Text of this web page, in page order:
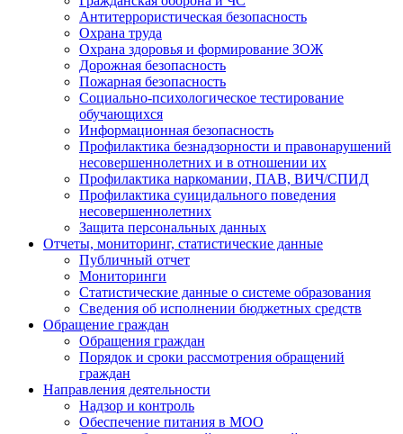
Антитеррористическая безопасность
Охрана труда
Охрана здоровья и формирование ЗОЖ
Дорожная безопасность
Пожарная безопасность
Социально-психологическое тестирование
обучающихся
Информационная безопасность
Профилактика безнадзорности и правонарушений
несовершеннолетних и в отношении их
Профилактика наркомании, ПАВ, ВИЧ/СПИД
Профилактика суицидального поведения
несовершеннолетних
Защита персональных данных
Отчеты, мониторинг, статистические данные
Публичный отчет
Мониторинги
Статистические данные о системе образования
Сведения об исполнении бюджетных средств
Обращение граждан
Обращения граждан
Порядок и сроки рассмотрения обращений
граждан
Направления деятельности
Надзор и контроль
Обеспечение питания в МОО